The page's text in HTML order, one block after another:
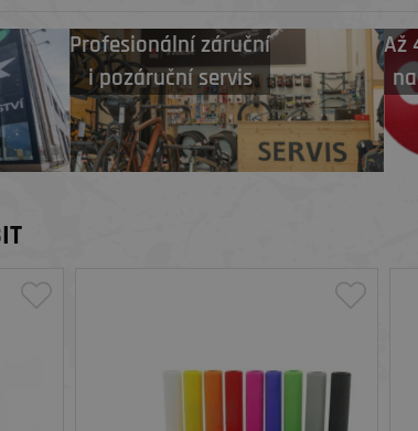
Profesionální záruční
i pozáruční servis
Až